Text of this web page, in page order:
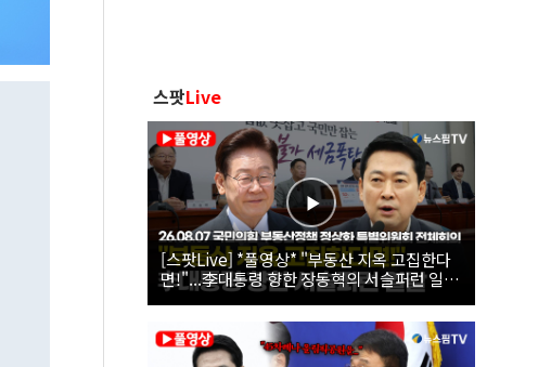
스팟Live
[스팟Live] *풀영상* "부동산 지옥 고집한다
면!"...李대통령 향한 장동혁의 서슬퍼런 일갈
| 26.08.07 국민의힘 부동산정책 정상화 특별
위원회 전체회의